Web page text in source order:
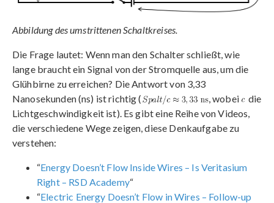
Abbildung des umstrittenen Schaltkreises.
Die Frage lautet: Wenn man den Schalter schließt, wie
lange braucht ein Signal von der Stromquelle aus, um die
Glühbirne zu erreichen? Die Antwort von 3,33
Nanosekunden (ns) ist richtig (
, wobei
die
Lichtgeschwindigkeit ist). Es gibt eine Reihe von Videos,
die verschiedene Wege zeigen, diese Denkaufgabe zu
verstehen:
“Energy Doesn’t Flow Inside Wires – Is Veritasium
Right – RSD Academy“
“Electric Energy Doesn’t Flow in Wires – Follow-up